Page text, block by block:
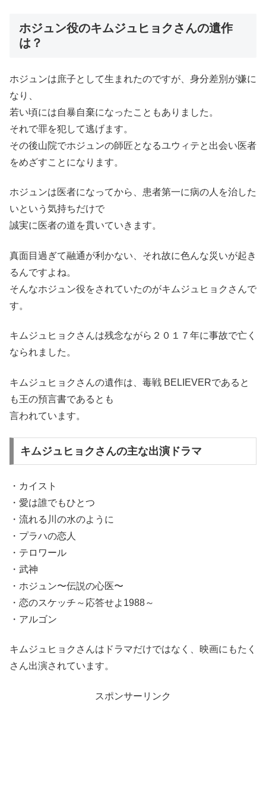
ホジュン役のキムジュヒョクさんの遺作
は？
ホジュンは庶子として生まれたのですが、身分差別が嫌に
なり、
若い頃には自暴自棄になったこともありました。
それで罪を犯して逃げます。
その後山院でホジュンの師匠となるユウィテと出会い医者
をめざすことになります。
ホジュンは医者になってから、患者第一に病の人を治した
いという気持ちだけで
誠実に医者の道を貫いていきます。
真面目過ぎて融通が利かない、それ故に色んな災いが起き
るんですよね。
そんなホジュン役をされていたのがキムジュヒョクさんで
す。
キムジュヒョクさんは残念ながら２０１７年に事故で亡く
なられました。
キムジュヒョクさんの遺作は、毒戦 BELIEVERであると
も王の預言書であるとも
言われています。
キムジュヒョクさんの主な出演ドラマ
・カイスト
・愛は誰でもひとつ
・流れる川の水のように
・プラハの恋人
・テロワール
・武神
・ホジュン〜伝説の心医〜
・恋のスケッチ～応答せよ1988～
・アルゴン
キムジュヒョクさんはドラマだけではなく、映画にもたく
さん出演されています。
スポンサーリンク